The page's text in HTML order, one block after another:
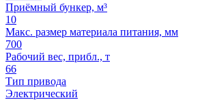
Приёмный бункер, м³
10
Макс. размер материала питания, мм
700
Рабочий вес, прибл., т
66
Тип привода
Электрический